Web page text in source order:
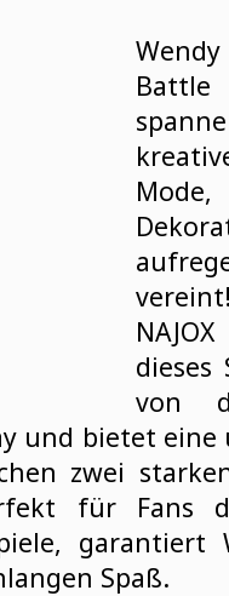
Wendy
dieses
von
und bietet
zwei
für Fans
garantiert
Spaß.